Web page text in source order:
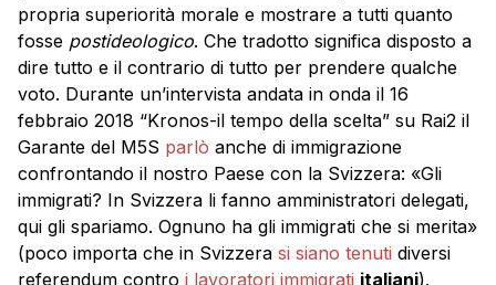
propria superiorità morale e mostrare a tutti quanto
fosse postideologico. Che tradotto significa disposto a
dire tutto e il contrario di tutto per prendere qualche
voto. Durante un’intervista andata in onda il 16
febbraio 2018 “Kronos-il tempo della scelta” su Rai2 il
Garante del M5S parlò anche di immigrazione
confrontando il nostro Paese con la Svizzera: «Gli
immigrati? In Svizzera li fanno amministratori delegati,
qui gli spariamo. Ognuno ha gli immigrati che si merita»
(poco importa che in Svizzera si siano tenuti diversi
referendum contro i lavoratori immigrati italiani).